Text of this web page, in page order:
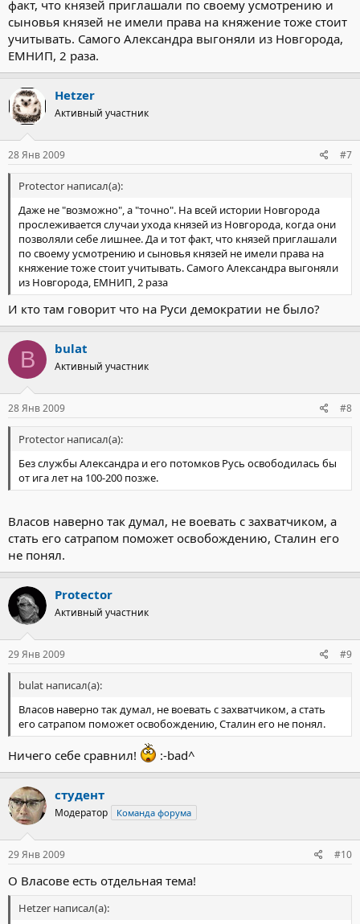
факт, что князей приглашали по своему усмотрению и
сыновья князей не имели права на княжение тоже стоит
учитывать. Самого Александра выгоняли из Новгорода,
ЕМНИП, 2 раза.
Hetzer
Активный участник
28 Янв 2009 #7
Protector написал(а):
Даже не "возможно", а "точно". На всей истории Новгорода
прослеживается случаи ухода князей из Новгорода, когда они
позволяли себе лишнее. Да и тот факт, что князей приглашали
по своему усмотрению и сыновья князей не имели права на
княжение тоже стоит учитывать. Самого Александра выгоняли
из Новгорода, ЕМНИП, 2 раза
И кто там говорит что на Руси демократии не было?
B bulat
Активный участник
28 Янв 2009 #8
Protector написал(а):
Без службы Александра и его потомков Русь освободилась бы
от ига лет на 100-200 позже.
Власов наверно так думал, не воевать с захватчиком, а
стать его сатрапом поможет освобождению, Сталин его
не понял.
Protector
Активный участник
29 Янв 2009 #9
bulat написал(а):
Власов наверно так думал, не воевать с захватчиком, а стать
его сатрапом поможет освобождению, Сталин его не понял.
Ничего себе сравнил! :-bad^
студент
Модератор Команда форума
29 Янв 2009 #10
О Власове есть отдельная тема!
Hetzer написал(а):